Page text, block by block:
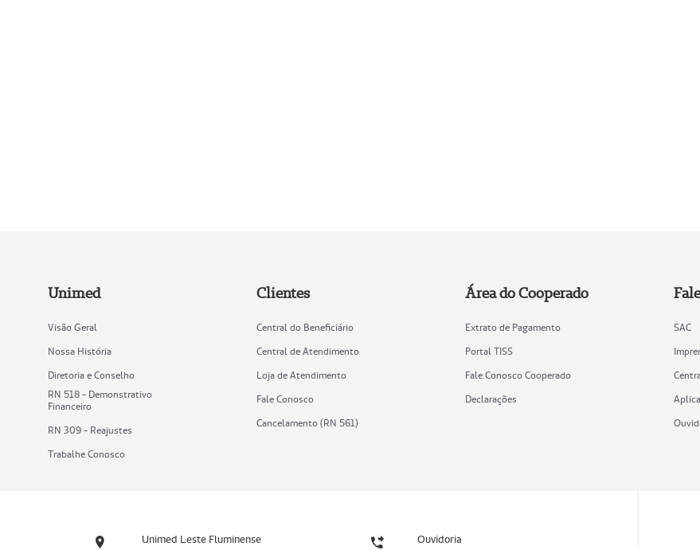
Unimed
Visão Geral
Nossa História
Diretoria e Conselho
RN 518 - Demonstrativo
Financeiro
RN 309 - Reajustes
Trabalhe Conosco
Clientes
Central do Beneficiário
Central de Atendimento
Loja de Atendimento
Fale Conosco
Cancelamento (RN 561)
Área do Cooperado
Extrato de Pagamento
Portal TISS
Fale Conosco Cooperado
Declarações
SAC
Unimed Leste Fluminense Ouvidoria